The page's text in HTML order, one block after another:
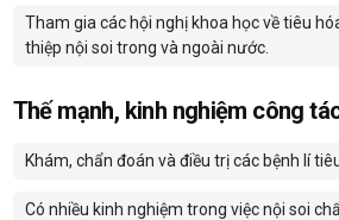
Tham gia các hội nghị khoa học về tiêu
thiệp nội soi trong và ngoài nước.
Thế mạnh, kinh nghiệm công
Khám, chẩn đoán và điều trị các bệnh lí
Có nhiều kinh nghiệm trong việc nội soi